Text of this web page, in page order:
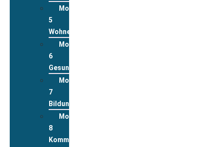
Modul
5
Wohnen
Modul
6
Gesundheit
Modul
7
Bildung
Modul
8
Kommunale